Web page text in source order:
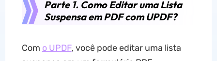
Parte 1. Como Editar uma Lista
Suspensa em PDF com UPDF?
Com o UPDF, você pode editar uma lista